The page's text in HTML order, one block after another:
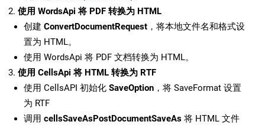
使用 WordsApi 将 PDF 转换为 HTML
创建 ConvertDocumentRequest ，将本地文件名和格式设
置为 HTML。
使用 WordsApi 将 PDF 文档转换为 HTML。
使用 CellsApi 将 HTML 转换为 RTF
使用 CellsAPI 初始化 SaveOption ，将 SaveFormat 设置
为 RTF
调用 cellsSaveAsPostDocumentSaveAs 将 HTML 文件